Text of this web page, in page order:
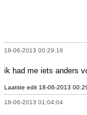
18-06-2013 00:29:16
ik had me iets anders
Laatste edit 18-06-2013
18-06-2013 01:04:04